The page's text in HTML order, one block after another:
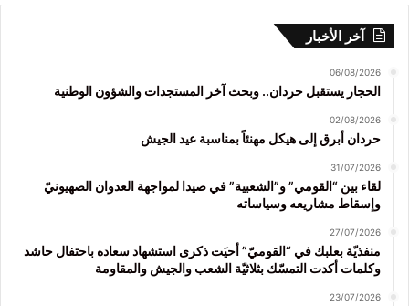
آخر الأخبار
06/08/2026
الحجار يستقبل حردان.. وبحث آخر المستجدات والشؤون الوطنية
02/08/2026
حردان أبرق إلى هيكل مهنئاً بمناسبة عيد الجيش
31/07/2026
لقاء بين “القومي” و”الشعبية” في صيدا لمواجهة العدوان الصهيونيّ
وإسقاط مشاريعه وسياساته
27/07/2026
منفذيّة بعلبك في “القوميّ” أحيَت ذكرى استشهاد سعاده باحتفال حاشد
وكلمات أكدت التمسّك بثلاثيّة الشعب والجيش والمقاومة
23/07/2026